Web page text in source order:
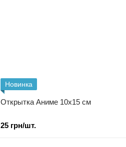
Новинка
Открытка Аниме 10х15 см
25 грн/шт.